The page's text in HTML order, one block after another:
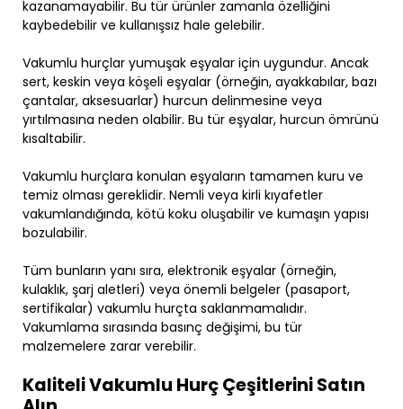
kazanamayabilir. Bu tür ürünler zamanla özelliğini
kaybedebilir ve kullanışsız hale gelebilir.
Vakumlu hurçlar yumuşak eşyalar için uygundur. Ancak
sert, keskin veya köşeli eşyalar (örneğin, ayakkabılar, bazı
çantalar, aksesuarlar) hurcun delinmesine veya
yırtılmasına neden olabilir. Bu tür eşyalar, hurcun ömrünü
kısaltabilir.
Vakumlu hurçlara konulan eşyaların tamamen kuru ve
temiz olması gereklidir. Nemli veya kirli kıyafetler
vakumlandığında, kötü koku oluşabilir ve kumaşın yapısı
bozulabilir.
Tüm bunların yanı sıra, elektronik eşyalar (örneğin,
kulaklık, şarj aletleri) veya önemli belgeler (pasaport,
sertifikalar) vakumlu hurçta saklanmamalıdır.
Vakumlama sırasında basınç değişimi, bu tür
malzemelere zarar verebilir.
Kaliteli Vakumlu Hurç Çeşitlerini Satın